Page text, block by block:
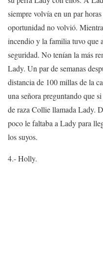
siempre volvía en un par
oportunidad no volvió.
incendio y la familia tuvo que
seguridad. No tenían la más
Lady. Un par de semanas
distancia de 100 millas de la
una señora preguntando que
de raza Collie llamada Lady.
poco le faltaba a Lady para
los suyos.
4.- Holly.